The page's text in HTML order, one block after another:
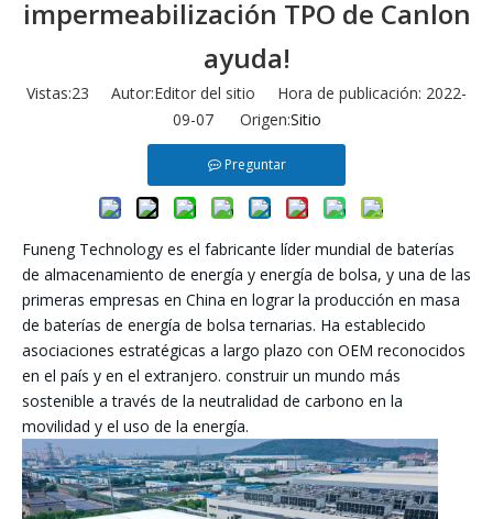
impermeabilización TPO de Canlon
ayuda!
Vistas:23 Autor:Editor del sitio Hora de publicación: 2022-
09-07 Origen:Sitio
Preguntar
Funeng Technology es el fabricante líder mundial de baterías
de almacenamiento de energía y energía de bolsa, y una de las
primeras empresas en China en lograr la producción en masa
de baterías de energía de bolsa ternarias. Ha establecido
asociaciones estratégicas a largo plazo con OEM reconocidos
en el país y en el extranjero. construir un mundo más
sostenible a través de la neutralidad de carbono en la
movilidad y el uso de la energía.